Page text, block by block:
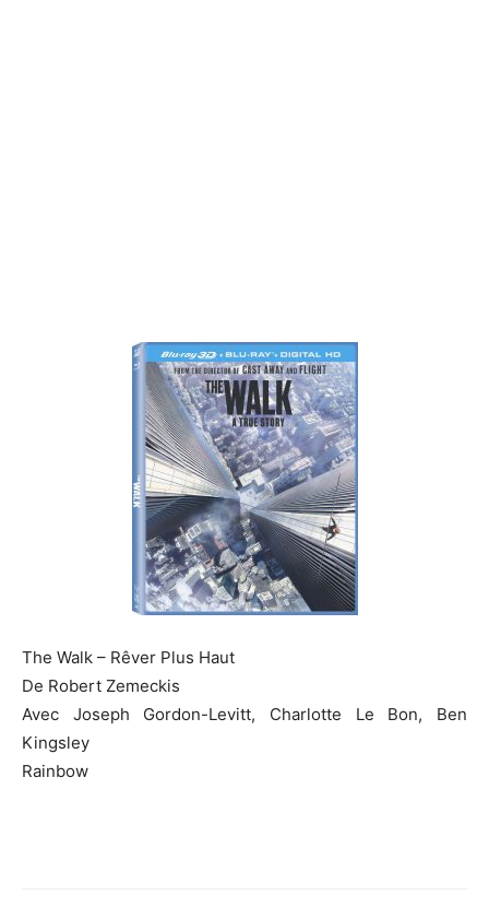
The Walk – Rêver Plus Haut
De Robert Zemeckis
Avec Joseph Gordon-Levitt, Charlotte Le Bon, Ben
Kingsley
Rainbow